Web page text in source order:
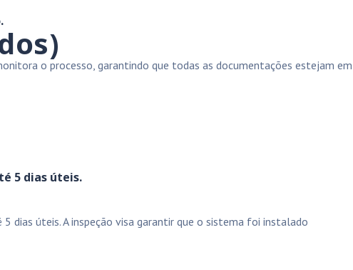
o processo, garantindo que todas as documentações estejam em
5 dias úteis.
dias úteis. A inspeção visa garantir que o sistema foi instalado